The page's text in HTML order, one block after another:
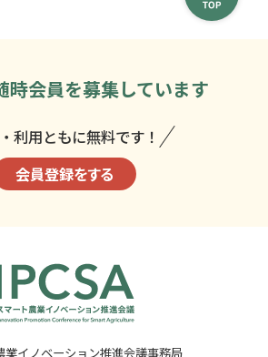
時会員を募集しています
利用ともに無料です！
会員登録をする
業イノベーション推進会議事務局